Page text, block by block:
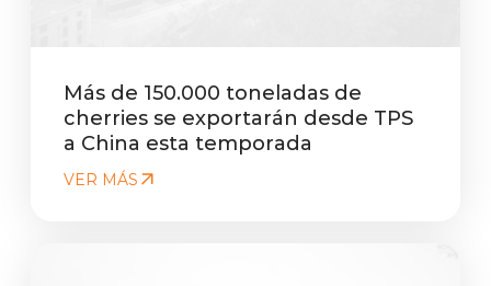
Más de 150.000 toneladas de
cherries se exportarán desde TPS
a China esta temporada
VER MÁS